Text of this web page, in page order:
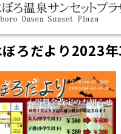
ろだより2023